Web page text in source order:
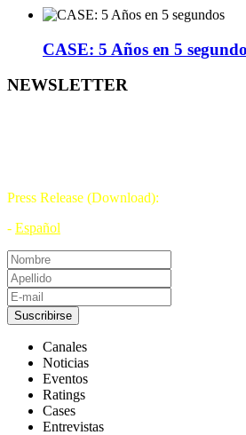
CASE: 5 Años en 5
NEWSLETTER
Press Release (Download):
- Español
Suscribirse
Canales
Noticias
Eventos
Ratings
Cases
Entrevistas